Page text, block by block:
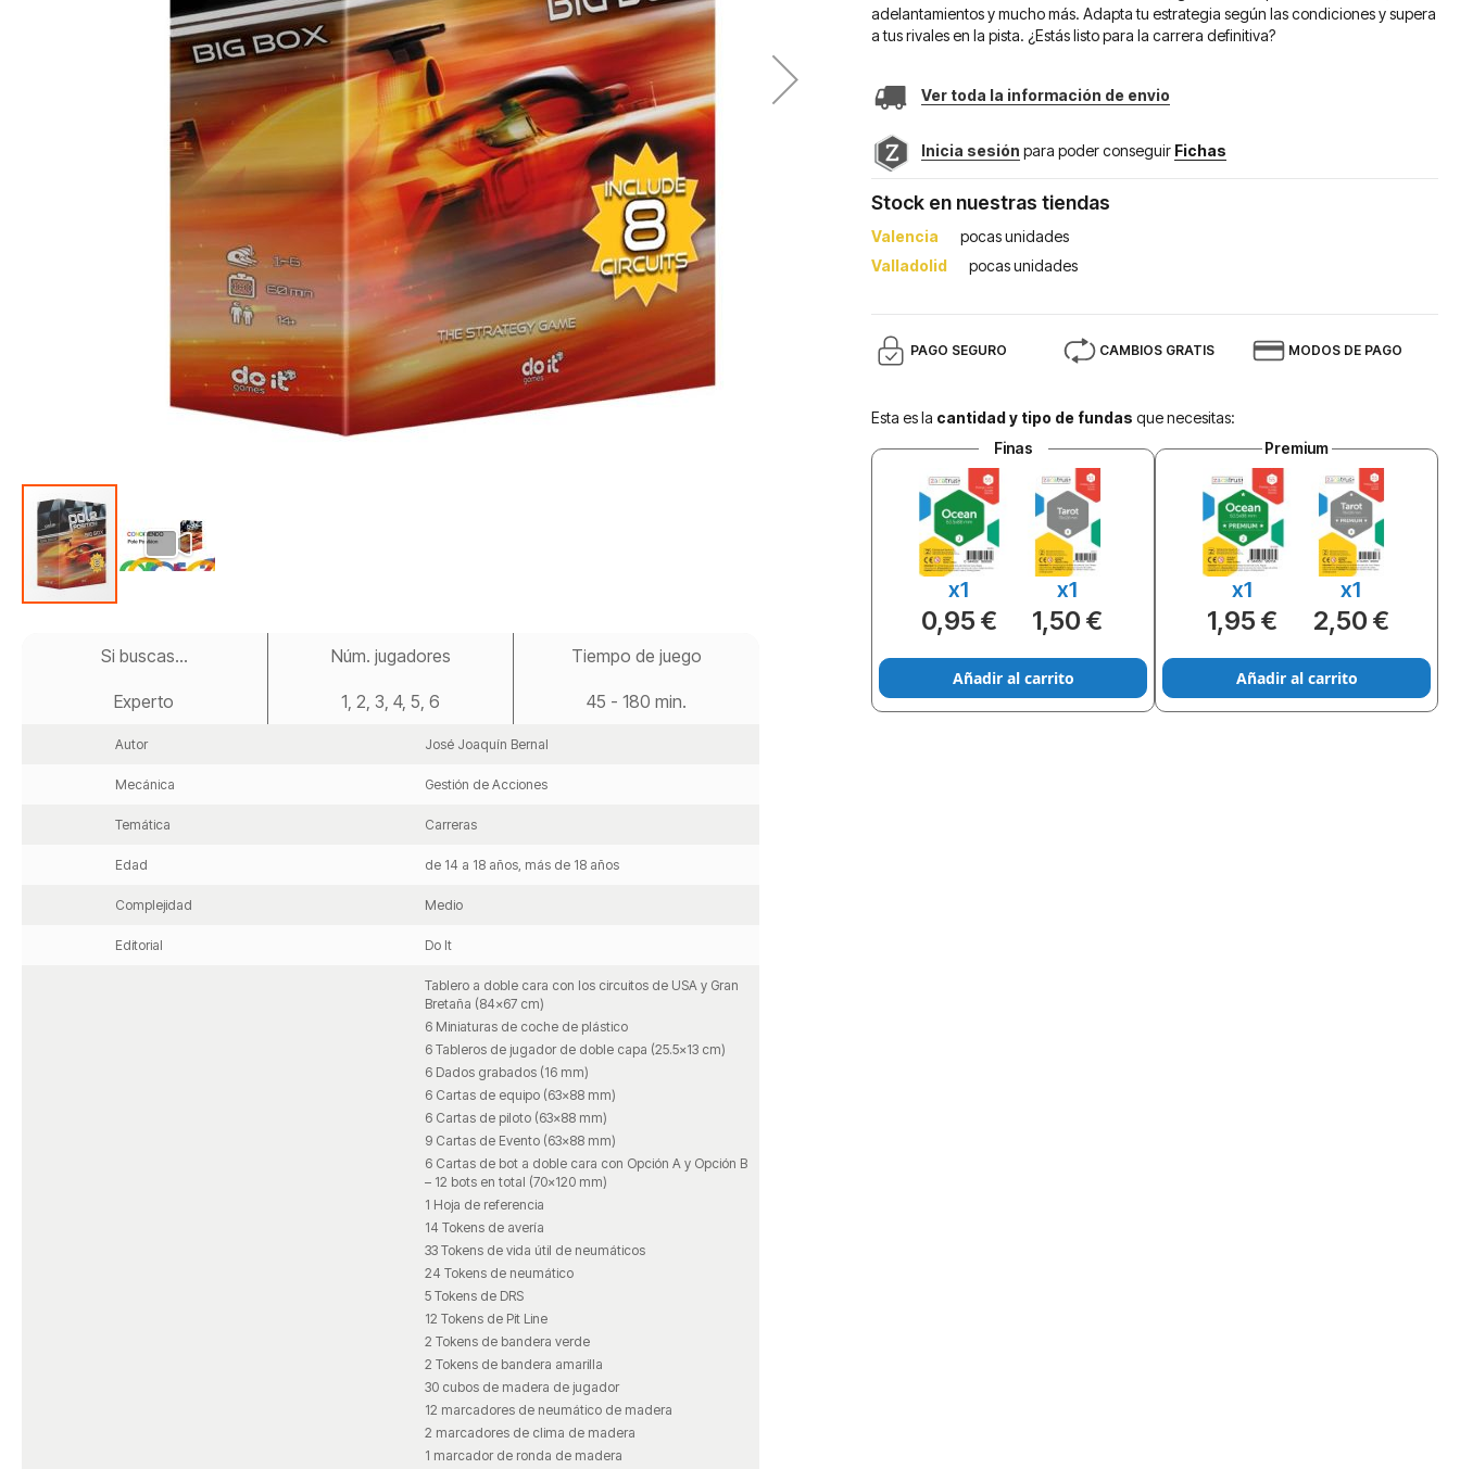
adelantamientos y mucho más. Adapta tu estrategia según las condiciones y supera
a tus rivales en la pista. ¿Estás listo para la carrera definitiva?
Ver toda la información de envio
Inicia sesión para poder conseguir Fichas
Stock en nuestras tiendas
Valencia
pocas unidades
Valladolid
pocas unidades
PAGO SEGURO CAMBIOS GRATIS MODOS DE PAGO
Esta es la cantidad y tipo de fundas que necesitas:
Finas
x1
0,95 €
x1
1,50 €
Añadir al carrito
Premium
x1
1,95 €
x1
2,50 €
Añadir al carrito
Si buscas...
Experto
Núm. jugadores
1, 2, 3, 4, 5, 6
Tiempo de juego
45 - 180 min.
Autor José Joaquín Bernal
Mecánica Gestión de Acciones
Temática Carreras
Edad de 14 a 18 años, más de 18 años
Complejidad Medio
Editorial Do It
Tablero a doble cara con los circuitos de USA y Gran
Bretaña (84×67 cm)
6 Miniaturas de coche de plástico
6 Tableros de jugador de doble capa (25.5×13 cm)
6 Dados grabados (16 mm)
6 Cartas de equipo (63×88 mm)
6 Cartas de piloto (63×88 mm)
9 Cartas de Evento (63×88 mm)
6 Cartas de bot a doble cara con Opción A y Opción B
– 12 bots en total (70×120 mm)
1 Hoja de referencia
14 Tokens de avería
33 Tokens de vida útil de neumáticos
24 Tokens de neumático
5 Tokens de DRS
12 Tokens de Pit Line
2 Tokens de bandera verde
2 Tokens de bandera amarilla
30 cubos de madera de jugador
12 marcadores de neumático de madera
2 marcadores de clima de madera
1 marcador de ronda de madera